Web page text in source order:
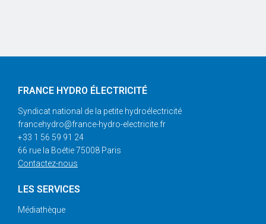
FRANCE HYDRO ÉLECTRICITÉ
Syndicat national de la petite hydroélectricité
francehydro@france-hydro-electricite.fr
+33 1 56 59 91 24
66 rue la Boétie 75008 Paris
Contactez-nous
LES SERVICES
Médiathèque